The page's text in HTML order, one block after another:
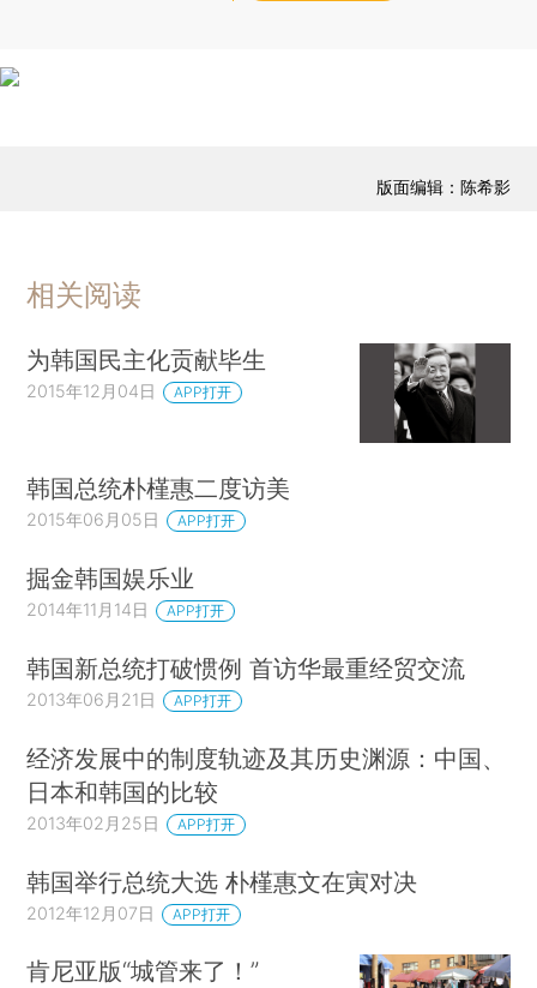
版面编辑：陈希影
相关阅读
为韩国民主化贡献毕生
2015年12月04日 APP打开
韩国总统朴槿惠二度访美
2015年06月05日 APP打开
掘金韩国娱乐业
2014年11月14日 APP打开
韩国新总统打破惯例 首访华最重经贸交流
2013年06月21日 APP打开
经济发展中的制度轨迹及其历史渊源：中国、
日本和韩国的比较
2013年02月25日 APP打开
韩国举行总统大选 朴槿惠文在寅对决
2012年12月07日 APP打开
肯尼亚版“城管来了！”